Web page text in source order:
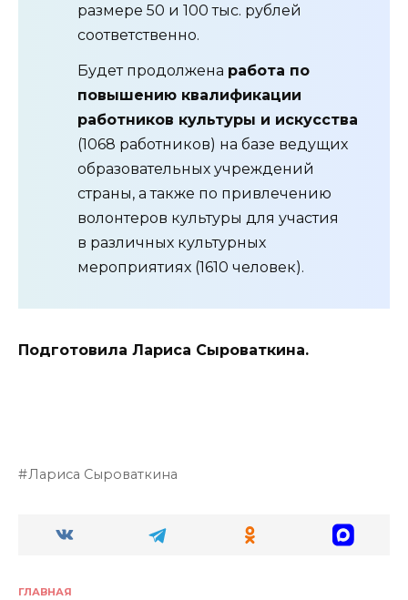
размере 50 и 100 тыс. рублей
соответственно.
Будет продолжена работа по
повышению квалификации
работников культуры и искусства
(1068 работников) на базе ведущих
образовательных учреждений
страны, а также по привлечению
волонтеров культуры для участия
в различных культурных
мероприятиях (1610 человек).
Подготовила Лариса Сыроваткина.
Лариса Сыроваткина
ГЛАВНАЯ